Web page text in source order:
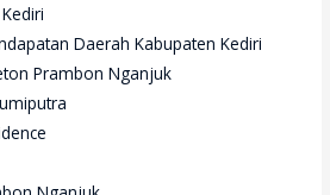
Daerah Kabupaten Kediri
Prambon Nganjuk